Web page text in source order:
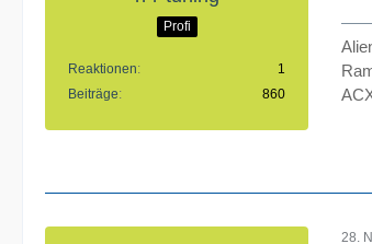
Profi
Reaktionen
1
Beiträge
860
28.